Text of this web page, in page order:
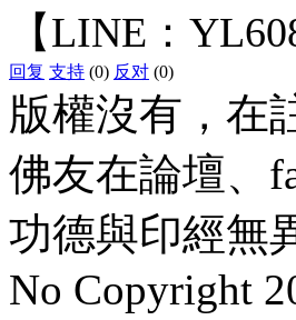
【LINE：
回复 支持 (0) 反对 (0)
版權沒有，在
佛友在論壇、
功德與印經無
No Copyright